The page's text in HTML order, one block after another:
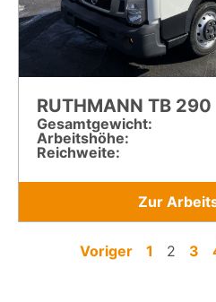
RUTHMANN TB 290
Gesamt­gewicht:
Arbeitshöhe:
Reichweite:
Zur
Voriger 1 2 3